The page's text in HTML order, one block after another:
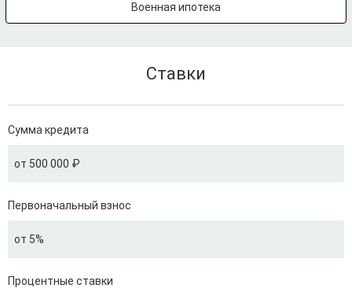
Военная ипотека
Ставки
Сумма кредита
от 500 000 ₽
Первоначальный взнос
от 5%
Процентные ставки